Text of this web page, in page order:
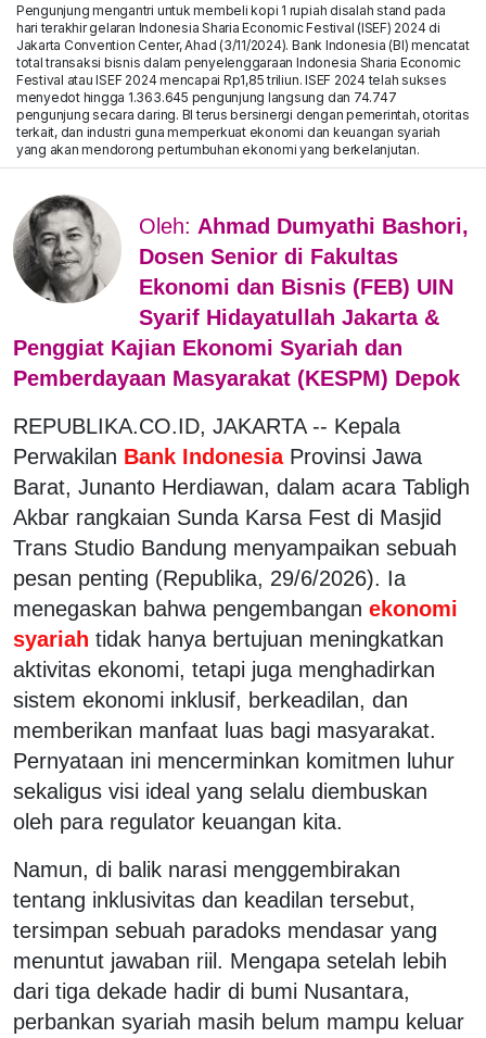
Pengunjung mengantri untuk membeli kopi 1 rupiah disalah stand pada
hari terakhir gelaran Indonesia Sharia Economic Festival (ISEF) 2024 di
Jakarta Convention Center, Ahad (3/11/2024). Bank Indonesia (BI) mencatat
total transaksi bisnis dalam penyelenggaraan Indonesia Sharia Economic
Festival atau ISEF 2024 mencapai Rp1,85 triliun. ISEF 2024 telah sukses
menyedot hingga 1.363.645 pengunjung langsung dan 74.747
pengunjung secara daring. BI terus bersinergi dengan pemerintah, otoritas
terkait, dan industri guna memperkuat ekonomi dan keuangan syariah
yang akan mendorong pertumbuhan ekonomi yang berkelanjutan.
Oleh: Ahmad Dumyathi Bashori,
Dosen Senior di Fakultas
Ekonomi dan Bisnis (FEB) UIN
Syarif Hidayatullah Jakarta &
Penggiat Kajian Ekonomi Syariah dan
Pemberdayaan Masyarakat (KESPM) Depok
REPUBLIKA.CO.ID, JAKARTA -- Kepala
Perwakilan Bank Indonesia Provinsi Jawa
Barat, Junanto Herdiawan, dalam acara Tabligh
Akbar rangkaian Sunda Karsa Fest di Masjid
Trans Studio Bandung menyampaikan sebuah
pesan penting (Republika, 29/6/2026). Ia
menegaskan bahwa pengembangan ekonomi
syariah tidak hanya bertujuan meningkatkan
aktivitas ekonomi, tetapi juga menghadirkan
sistem ekonomi inklusif, berkeadilan, dan
memberikan manfaat luas bagi masyarakat.
Pernyataan ini mencerminkan komitmen luhur
sekaligus visi ideal yang selalu diembuskan
oleh para regulator keuangan kita.
Namun, di balik narasi menggembirakan
tentang inklusivitas dan keadilan tersebut,
tersimpan sebuah paradoks mendasar yang
menuntut jawaban riil. Mengapa setelah lebih
dari tiga dekade hadir di bumi Nusantara,
perbankan syariah masih belum mampu keluar